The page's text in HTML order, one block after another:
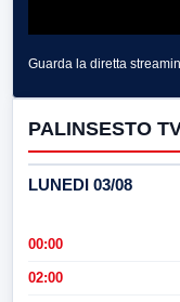
Guarda la diretta
PALINSESTO
LUNEDI 03/08
00:00
02:00